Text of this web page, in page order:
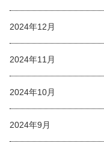
2024年12月
2024年11月
2024年10月
2024年9月